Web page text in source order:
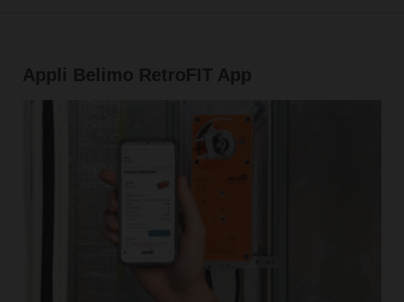
Appli Belimo RetroFIT App